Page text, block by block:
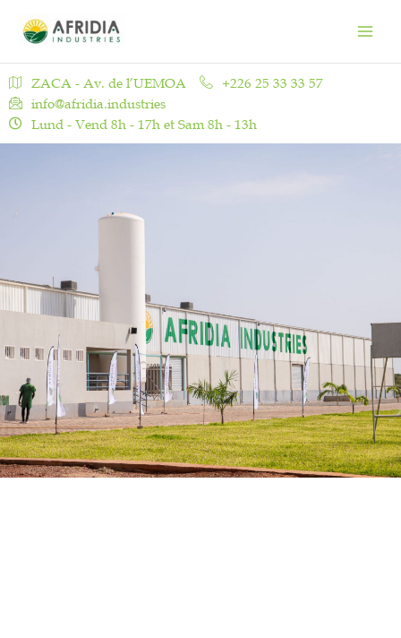
ZACA - Av. de l’UEMOA
+226 25 33 33 57
info@afridia.industries
Lund - Vend 8h - 17h et Sam 8h - 13h